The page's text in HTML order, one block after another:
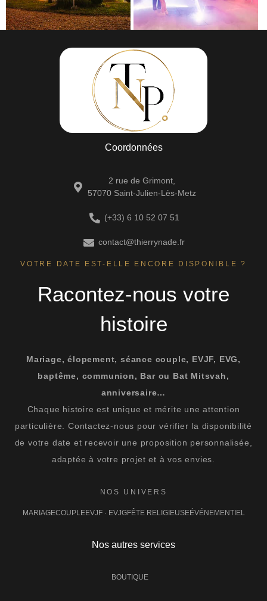
Coordonnées
2 rue de Grimont,
57070 Saint-Julien-Lès-Metz
(+33) 6 10 52 07 51
contact@thierrynade.fr
VOTRE DATE EST-ELLE ENCORE DISPONIBLE ?
Racontez-nous votre
histoire
Mariage, élopement, séance couple, EVJF, EVG,
baptême, communion, Bar ou Bat Mitsvah,
anniversaire…
Chaque histoire est unique et mérite une attention
particulière. Contactez-nous pour vérifier la disponibilité
de votre date et recevoir une proposition personnalisée,
adaptée à votre projet et à vos envies.
NOS UNIVERS
MARIAGECOUPLEEVJF · EVJGFÊTE RELIGIEUSEÉVÉNEMENTIEL
Nos autres services
BOUTIQUE